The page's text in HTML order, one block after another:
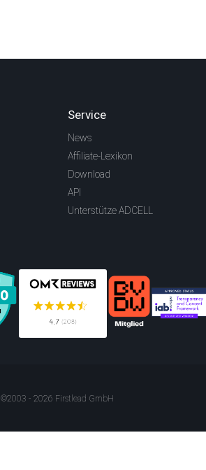
Service
News
Affiliate-Lexikon
Download
API
Unterstütze ADCELL
©2003 - 2026 Firstlead GmbH